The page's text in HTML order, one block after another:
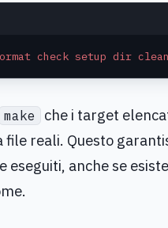
check setup dir
make
che i target
file reali. Questo
eseguiti, anche se